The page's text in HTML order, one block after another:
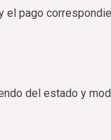
el pago
del estado y